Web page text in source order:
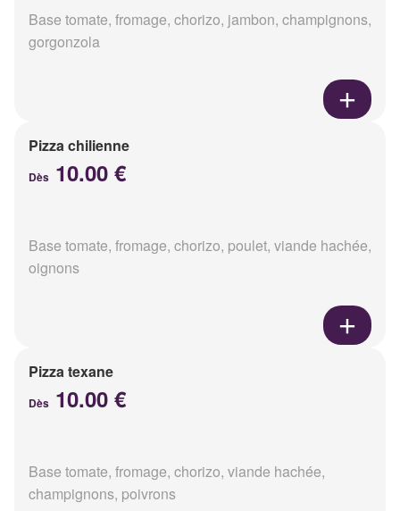
Base tomate, fromage, chorizo, jambon, champignons,
gorgonzola
Pizza chilienne
Dès 10.00 €
Base tomate, fromage, chorizo, poulet, viande hachée,
oignons
Pizza texane
Dès 10.00 €
Base tomate, fromage, chorizo, viande hachée,
champignons, poivrons